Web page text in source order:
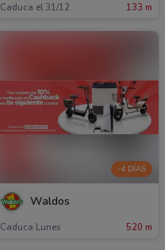
Caduca el 31/12 133 m
-4 DÍAS
Waldos
Caduca Lunes 520 m